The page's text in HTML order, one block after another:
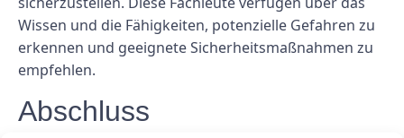
Wissen und die Fähigkeiten, potenzielle Gefahren zu
erkennen und geeignete Sicherheitsmaßnahmen zu
empfehlen.
Abschluss